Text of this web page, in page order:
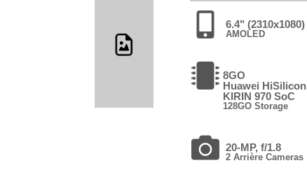
6.4" (2310x1080)
AMOLED
8GO
Huawei HiSilicon
KIRIN 970 SoC
128GO Storage
20-MP, f/1.8
2 Arrière Cameras